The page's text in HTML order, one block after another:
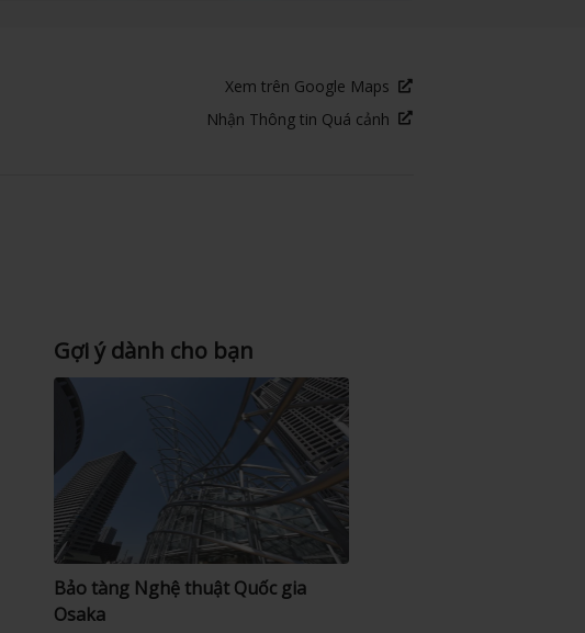
Xem trên Google Maps
Nhận Thông tin Quá cảnh
Gợi ý dành cho bạn
Bảo tàng Nghệ thuật Quốc gia
Osaka